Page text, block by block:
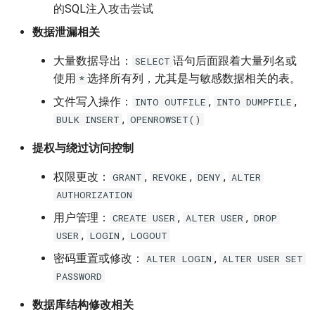
的SQL注入攻击尝试
数据泄漏相关
大量数据导出： SELECT 语句后面跟着大量列名或
使用 * 选择所有列，尤其是与敏感数据相关的表。
文件写入操作：
INTO OUTFILE , INTO DUMPFILE ,
BULK INSERT , OPENROWSET()
提权与绕过访问控制
权限更改： GRANT , REVOKE , DENY , ALTER
AUTHORIZATION
用户管理： CREATE USER , ALTER USER , DROP
USER , LOGIN , LOGOUT
密码重置或修改： ALTER LOGIN , ALTER USER SET
PASSWORD
数据库结构修改相关